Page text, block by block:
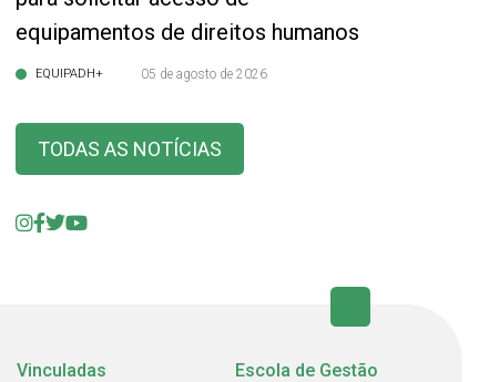
equipamentos de direitos humanos
EQUIPADH+ 05 de agosto de 2026
TODAS AS NOTÍCIAS
Vinculadas Escola de Gestão